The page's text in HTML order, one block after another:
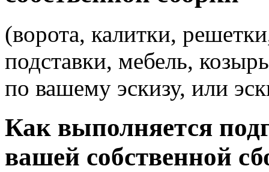
(ворота, калитки,
подставки, мебель,
по вашему эскизу, или
Как выполняется
вашей собственной